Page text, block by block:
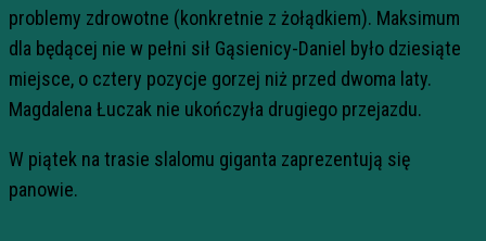
problemy zdrowotne (konkretnie z żołądkiem). Maksimum
dla będącej nie w pełni sił Gąsienicy-Daniel było dziesiąte
miejsce, o cztery pozycje gorzej niż przed dwoma laty.
Magdalena Łuczak nie ukończyła drugiego przejazdu.
W piątek na trasie slalomu giganta zaprezentują się
panowie.